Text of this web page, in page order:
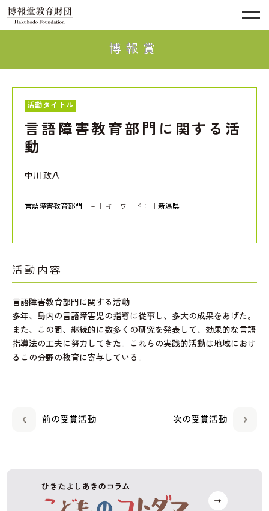
博報賞
活動タイトル
言語障害教育部門に関する活
動
中川 政八
言語障害教育部門 ｜－｜ キーワード： 新潟県
活動内容
言語障害教育部門に関する活動
多年、島内の言語障害児の指導に従事し、多大の成果をあげた。
また、この間、継続的に数多くの研究を発表して、効果的な言語
指導法の工夫に努力してきた。これらの実践的活動は地域におけ
るこの分野の教育に寄与している。
前の受賞活動 次の受賞活動